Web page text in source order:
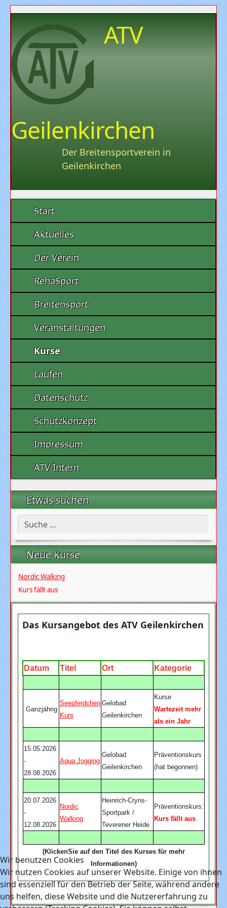
ATV
Geilenkirchen
Der Breitensportverein in
Geilenkirchen
Start
Aktuelles
Der Verein
RehaSport
Breitensport
Veranstaltungen
Kurse
Laufen
Datenschutz
Schutzkonzept
Impressum
ATV Intern
Etwas suchen
Suchen
Neue Kurse
Nordic Walking
Kurs fällt aus
Das Kursangebot des ATV Geilenkirchen
Datum Titel Ort Kategorie
Ganzjährig
Seepferdchen
Kurs
Gelobad
Geilenkirchen
Kurse
Wartezeit mehr
als ein Jahr
15.05.2026
-
28.08.2026
Aqua Jogging
Gelobad
Geilenkirchen
Präventionskurs
(hat begonnen)
20.07.2026
-
12.08.2026
Nordic
Walking
Heinrich-Cryns-
Sportpark /
Teverener Heide
Präventionskurs:
Kurs fällt aus
(KlickenSie auf den Titel des Kurses für mehr
Informationen)
Wir benutzen Cookies
Wir nutzen Cookies auf unserer Website. Einige von ihnen
sind essenziell für den Betrieb der Seite, während andere
uns helfen, diese Website und die Nutzererfahrung zu